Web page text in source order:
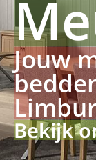
Jouw
Bekijk